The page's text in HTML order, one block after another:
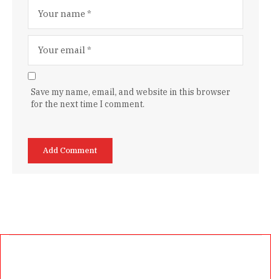
Save my name, email, and website in this browser
for the next time I comment.